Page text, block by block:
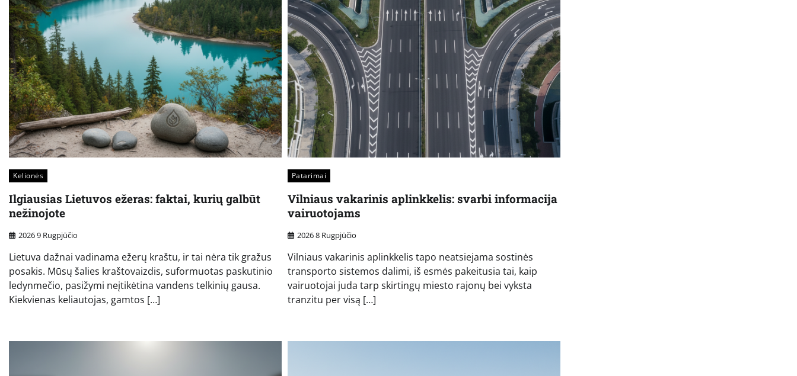
Kelionės
Ilgiausias Lietuvos ežeras: faktai, kurių galbūt
nežinojote
2026 9 Rugpjūčio
Lietuva dažnai vadinama ežerų kraštu, ir tai nėra tik gražus
posakis. Mūsų šalies kraštovaizdis, suformuotas paskutinio
ledynmečio, pasižymi neįtikėtina vandens telkinių gausa.
Kiekvienas keliautojas, gamtos […]
Patarimai
Vilniaus vakarinis aplinkkelis: svarbi informacija
vairuotojams
2026 8 Rugpjūčio
Vilniaus vakarinis aplinkkelis tapo neatsiejama sostinės
transporto sistemos dalimi, iš esmės pakeitusia tai, kaip
vairuotojai juda tarp skirtingų miesto rajonų bei vyksta
tranzitu per visą […]